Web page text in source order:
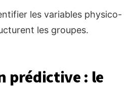
les variables physico-
les groupes.
prédictive : le